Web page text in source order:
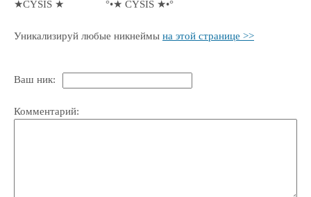
★CYSIS ★ °•★ CYSIS ★•°
Уникализируй любые никнеймы на этой странице >>
Ваш ник:
Комментарий: